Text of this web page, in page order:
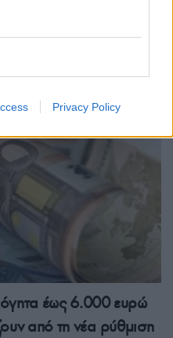
Privacy Policy
έως 6.000 ευρώ
από τη νέα ρύθμιση